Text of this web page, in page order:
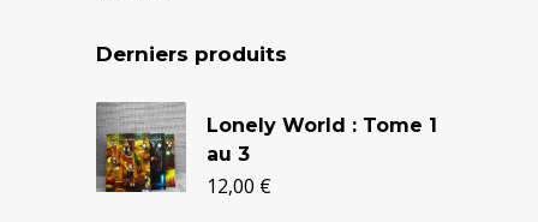
Derniers produits
Lonely World : Tome 1
au 3
12,00 €